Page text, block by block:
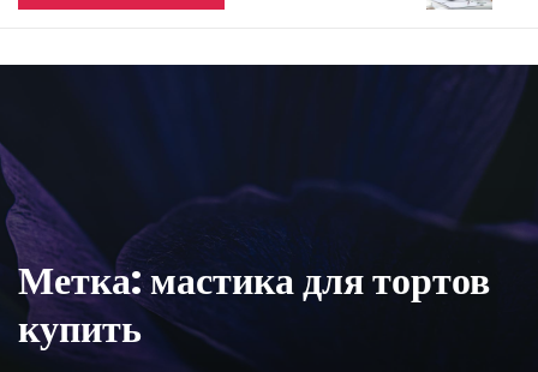
Метка:мастика для тортов
купить